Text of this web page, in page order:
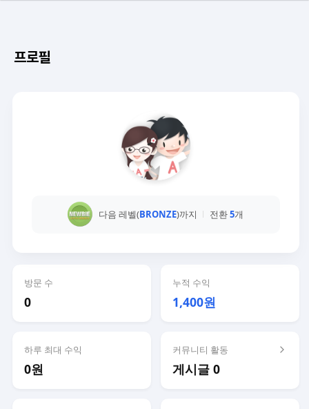
프로필
다음 레벨(BRONZE)까지 전환5개
방문 수
0
누적 수익
1,400원
하루 최대 수익
0원
커뮤니티 활동
게시글 0